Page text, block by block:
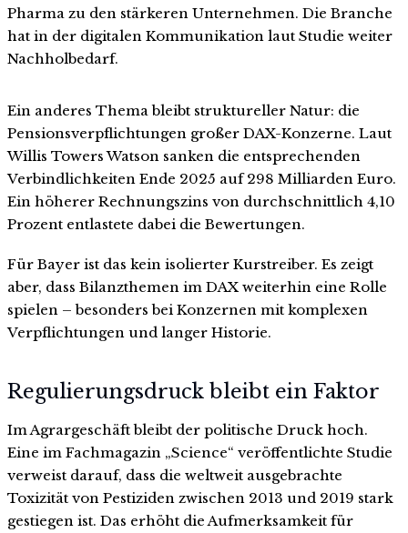
Pharma zu den stärkeren Unternehmen. Die Branche
hat in der digitalen Kommunikation laut Studie weiter
Nachholbedarf.
Ein anderes Thema bleibt struktureller Natur: die
Pensionsverpflichtungen großer DAX-Konzerne. Laut
Willis Towers Watson sanken die entsprechenden
Verbindlichkeiten Ende 2025 auf 298 Milliarden Euro.
Ein höherer Rechnungszins von durchschnittlich 4,10
Prozent entlastete dabei die Bewertungen.
Für Bayer ist das kein isolierter Kurstreiber. Es zeigt
aber, dass Bilanzthemen im DAX weiterhin eine Rolle
spielen – besonders bei Konzernen mit komplexen
Verpflichtungen und langer Historie.
Regulierungsdruck bleibt ein Faktor
Im Agrargeschäft bleibt der politische Druck hoch.
Eine im Fachmagazin „Science“ veröffentlichte Studie
verweist darauf, dass die weltweit ausgebrachte
Toxizität von Pestiziden zwischen 2013 und 2019 stark
gestiegen ist. Das erhöht die Aufmerksamkeit für